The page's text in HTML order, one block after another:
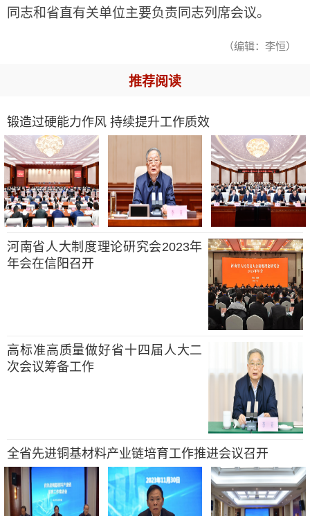
同志和省直有关单位主要负责同志列席会议。
（编辑：李恒）
推荐阅读
锻造过硬能力作风 持续提升工作质效
河南省人大制度理论研究会2023年
年会在信阳召开
高标准高质量做好省十四届人大二
次会议筹备工作
全省先进铜基材料产业链培育工作推进会议召开